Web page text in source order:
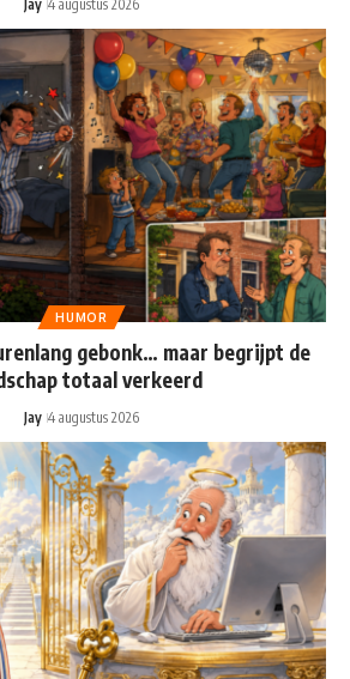
Jay 4 augustus 2026
HUMOR
gebonk… maar begrijpt de
totaal verkeerd
Jay 4 augustus 2026